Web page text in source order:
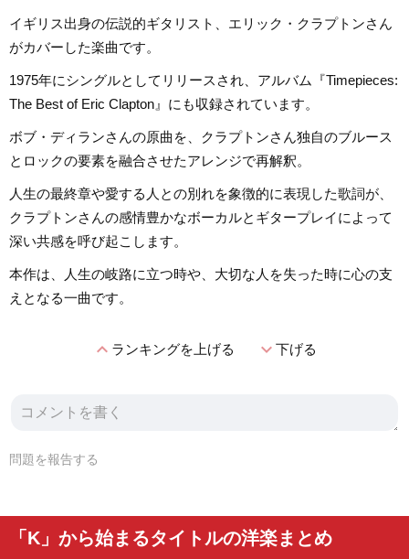
イギリス出身の伝説的ギタリスト、エリック・クラプトンさん
がカバーした楽曲です。
1975年にシングルとしてリリースされ、アルバム『Timepieces:
The Best of Eric Clapton』にも収録されています。
ボブ・ディランさんの原曲を、クラプトンさん独自のブルース
とロックの要素を融合させたアレンジで再解釈。
人生の最終章や愛する人との別れを象徴的に表現した歌詞が、
クラプトンさんの感情豊かなボーカルとギタープレイによって
深い共感を呼び起こします。
本作は、人生の岐路に立つ時や、大切な人を失った時に心の支
えとなる一曲です。
expand_lessランキングを上げる expand_more下げる
問題を報告する
「K」から始まるタイトルの洋楽まとめ